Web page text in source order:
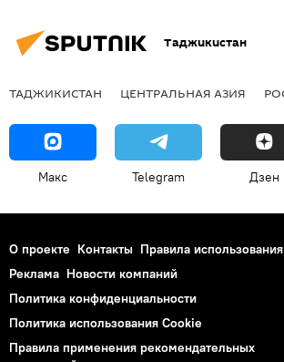
Таджикистан
ТАДЖИКИСТАН ЦЕНТРАЛЬНАЯ АЗИЯ
Макс Telegram Дзен
О проекте Контакты Правила использования
Реклама Новости компаний
Политика конфиденциальности
Политика использования Cookie
Правила применения рекомендательных